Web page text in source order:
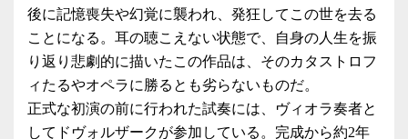
後に記憶喪失や幻覚に襲われ、発狂してこの世を去る
ことになる。耳の聴こえない状態で、自身の人生を振
り返り悲劇的に描いたこの作品は、そのカタストロフ
ィたるやオペラに勝るとも劣らないものだ。
正式な初演の前に行われた試奏には、ヴィオラ奏者と
してドヴォルザークが参加している。完成から約2年